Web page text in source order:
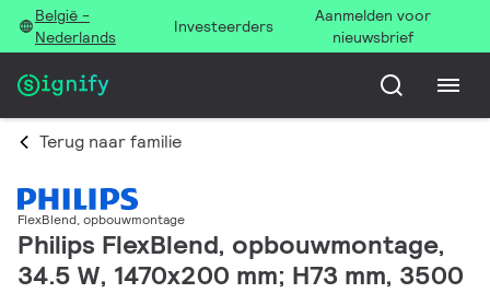
België -
Nederlands
Investeerders
Aanmelden voor
nieuwsbrief
Terug naar familie
FlexBlend, opbouwmontage
Philips FlexBlend, opbouwmontage,
34.5 W, 1470x200 mm; H73 mm, 3500